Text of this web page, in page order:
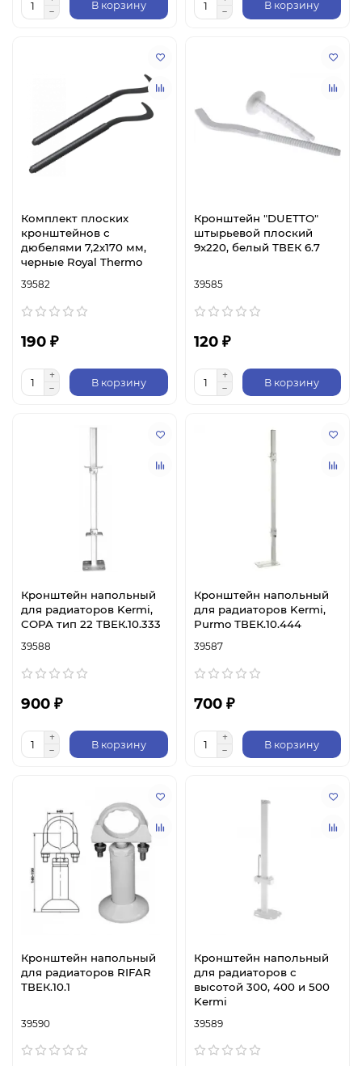
В корзину В корзину
Комплект плоских
кронштейнов с
дюбелями 7,2х170 мм,
черные Royal Thermo
39582
190 ₽
В корзину
Кронштейн "DUETTO"
штырьевой плоский
9х220, белый ТВЕК 6.7
39585
120 ₽
В корзину
Кронштейн напольный
для радиаторов Kermi,
COPA тип 22 ТВЕК.10.333
39588
900 ₽
В корзину
Кронштейн напольный
для радиаторов Kermi,
Purmo ТВЕК.10.444
39587
700 ₽
В корзину
Кронштейн напольный
для радиаторов RIFAR
ТВЕК.10.1
39590
Кронштейн напольный
для радиаторов с
высотой 300, 400 и 500
Kermi
39589